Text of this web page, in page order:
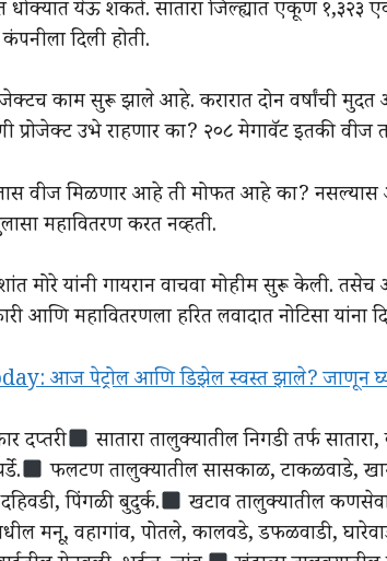
धोक्यात येऊ शकते. सातारा जिल्ह्यात एकूण
दिली होती.
काम सुरू झाले आहे. करारात दोन वर्षांची
प्रोजेक्ट उभे राहणार का? २०८ मेगावॅट इतकी वीज
तास वीज मिळणार आहे ती मोफत आहे का?
महावितरण करत नव्हती.
मोरे यांनी गायरान वाचवा मोहीम सुरू केली.
आणि महावितरणला हरित लवादात नोटिसा यांना
आज पेट्रोल आणि डिझेल स्वस्त झाले? जाणून
दप्तरी
सातारा तालुक्यातील निगडी तर्फ
फलटण तालुक्यातील सासकाळ, टाकळवाडे,
पिंगळी बुदुर्क.
खटाव तालुक्यातील
मनू, वहागांव, पोतले, कालवडे, डफळवाडी,